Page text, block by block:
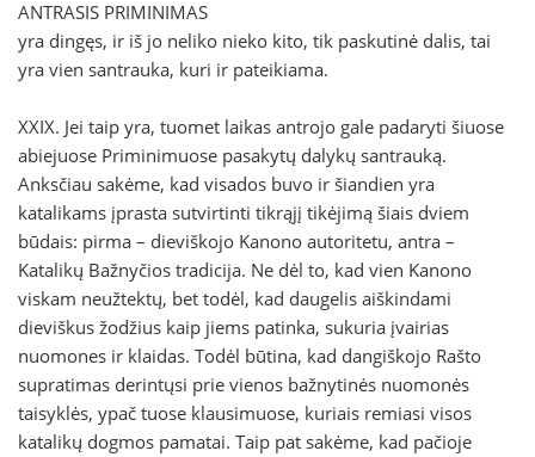
ANTRASIS PRIMINIMAS
yra dingęs, ir iš jo neliko nieko kito, tik paskutinė dalis, tai
yra vien santrauka, kuri ir pateikiama.
XXIX. Jei taip yra, tuomet laikas antrojo gale padaryti šiuose
abiejuose Priminimuose pasakytų dalykų santrauką.
Anksčiau sakėme, kad visados buvo ir šiandien yra
katalikams įprasta sutvirtinti tikrąjį tikėjimą šiais dviem
būdais: pirma – dieviškojo Kanono autoritetu, antra –
Katalikų Bažnyčios tradicija. Ne dėl to, kad vien Kanono
viskam neužtektų, bet todėl, kad daugelis aiškindami
dieviškus žodžius kaip jiems patinka, sukuria įvairias
nuomones ir klaidas. Todėl būtina, kad dangiškojo Rašto
supratimas derintųsi prie vienos bažnytinės nuomonės
taisyklės, ypač tuose klausimuose, kuriais remiasi visos
katalikų dogmos pamatai. Taip pat sakėme, kad pačioje